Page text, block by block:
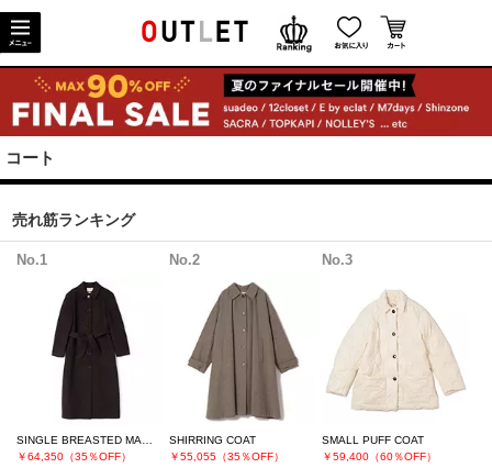
コート
売れ筋ランキング
No.1
￥64,350（35％OFF）
No.2
SHIRRING COAT
￥55,055（35％OFF）
No.3
SMALL PUFF COAT
￥59,400（60％OFF）